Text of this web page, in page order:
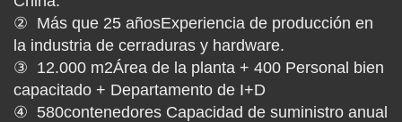
② Más que 25 añosExperiencia de producción en
la industria de cerraduras y hardware.
③ 12.000 m2Área de la planta + 400 Personal bien
capacitado + Departamento de I+D
④ 580contenedores Capacidad de suministro anual